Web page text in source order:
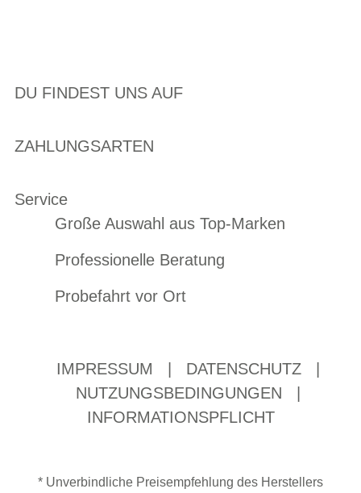
DU FINDEST UNS AUF
ZAHLUNGSARTEN
Service
Große Auswahl aus Top-Marken
Professionelle Beratung
Probefahrt vor Ort
IMPRESSUM DATENSCHUTZ
NUTZUNGSBEDINGUNGEN
INFORMATIONSPFLICHT
* Unverbindliche Preisempfehlung des Herstellers